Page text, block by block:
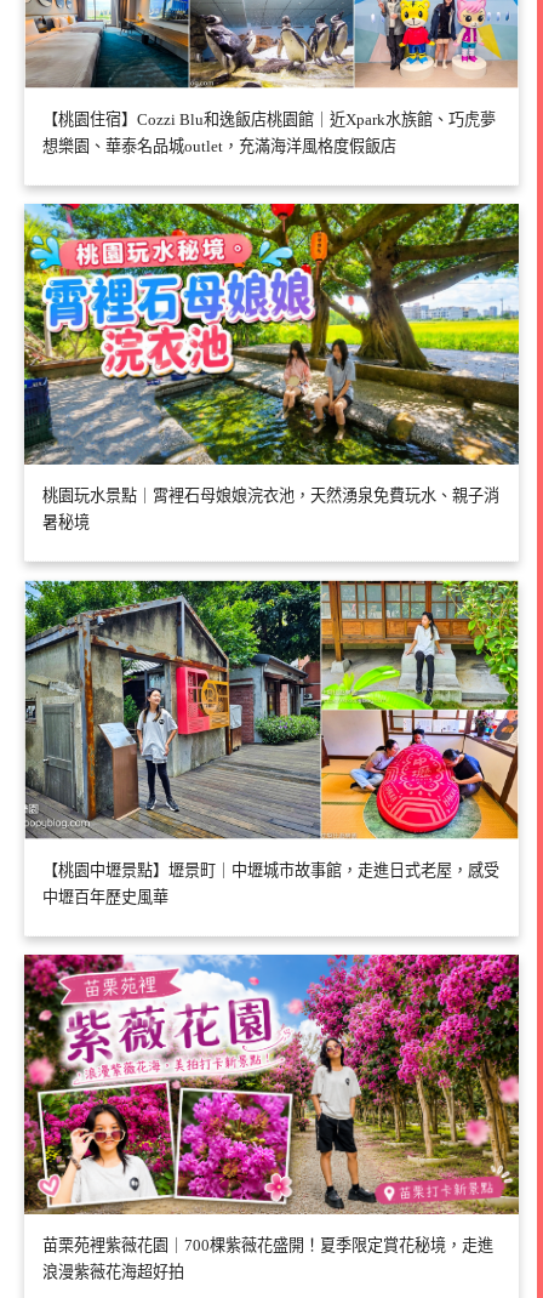
【桃園住宿】Cozzi Blu和逸飯店桃園館｜近Xpark水族館、巧虎夢
想樂園、華泰名品城outlet，充滿海洋風格度假飯店
桃園玩水景點｜霄裡石母娘娘浣衣池，天然湧泉免費玩水、親子消
暑秘境
【桃園中壢景點】壢景町｜中壢城市故事館，走進日式老屋，感受
中壢百年歷史風華
苗栗苑裡紫薇花園｜700棵紫薇花盛開！夏季限定賞花秘境，走進
浪漫紫薇花海超好拍